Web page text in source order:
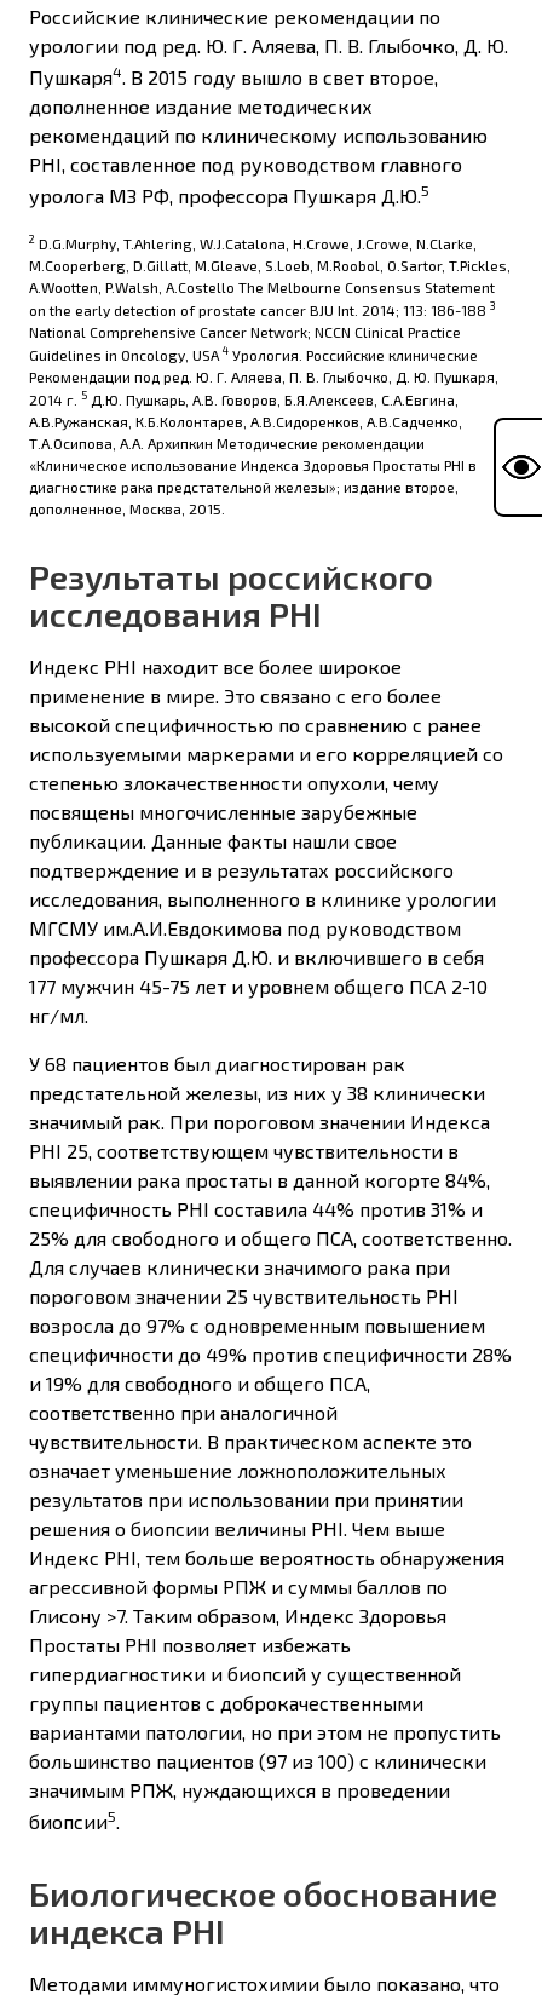
Российские клинические рекомендации по
урологии под ред. Ю. Г. Аляева, П. В. Глыбочко, Д. Ю.
Пушкаря4. В 2015 году вышло в свет второе,
дополненное издание методических
рекомендаций по клиническому использованию
PHI, составленное под руководством главного
уролога МЗ РФ, профессора Пушкаря Д.Ю.5
2 D.G.Murphy, T.Ahlering, W.J.Catalona, H.Crowe, J.Crowe, N.Clarke,
M.Cooperberg, D.Gillatt, M.Gleave, S.Loeb, M.Roobol, O.Sartor, T.Pickles,
A.Wootten, P.Walsh, A.Costello The Melbourne Consensus Statement
on the early detection of prostate cancer BJU Int. 2014; 113: 186-188 3
National Comprehensive Cancer Network; NCCN Clinical Practice
Guidelines in Oncology, USA 4 Урология. Российские клинические
Рекомендации под ред. Ю. Г. Аляева, П. В. Глыбочко, Д. Ю. Пушкаря,
2014 г.
5 Д.Ю. Пушкарь, А.В. Говоров, Б.Я.Алексеев, С.А.Евгина,
А.В.Ружанская, К.Б.Колонтарев, А.В.Сидоренков, А.В.Садченко,
Т.А.Осипова, А.А. Архипкин Методические рекомендации
«Клиническое использование Индекса Здоровья Простаты PHI в
диагностике рака предстательной железы»; издание второе,
дополненное, Москва, 2015.
Результаты российского
исследования PHI
Индекс PHI находит все более широкое
применение в мире. Это связано с его более
высокой специфичностью по сравнению с ранее
используемыми маркерами и его корреляцией со
степенью злокачественности опухоли, чему
посвящены многочисленные зарубежные
публикации. Данные факты нашли свое
подтверждение и в результатах российского
исследования, выполненного в клинике урологии
МГСМУ им.А.И.Евдокимова под руководством
профессора Пушкаря Д.Ю. и включившего в себя
177 мужчин 45-75 лет и уровнем общего ПСА 2-10
нг/мл.
У 68 пациентов был диагностирован рак
предстательной железы, из них у 38 клинически
значимый рак. При пороговом значении Индекса
PHI 25, соответствующем чувствительности в
выявлении рака простаты в данной когорте 84%,
специфичность PHI составила 44% против 31% и
25% для свободного и общего ПСА, соответственно.
Для случаев клинически значимого рака при
пороговом значении 25 чувствительность PHI
возросла до 97% с одновременным повышением
специфичности до 49% против специфичности 28%
и 19% для свободного и общего ПСА,
соответственно при аналогичной
чувствительности. В практическом аспекте это
означает уменьшение ложноположительных
результатов при использовании при принятии
решения о биопсии величины PHI. Чем выше
Индекс PHI, тем больше вероятность обнаружения
агрессивной формы РПЖ и суммы баллов по
Глисону >7. Таким образом, Индекс Здоровья
Простаты РHI позволяет избежать
гипердиагностики и биопсий у существенной
группы пациентов с доброкачественными
вариантами патологии, но при этом не пропустить
большинство пациентов (97 из 100) с клинически
значимым РПЖ, нуждающихся в проведении
биопсии5.
Биологическое обоснование
индекса PHI
Методами иммуногистохимии было показано, что